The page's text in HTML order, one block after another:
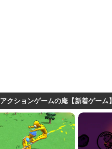
アクションゲームの庵【新着ゲーム】